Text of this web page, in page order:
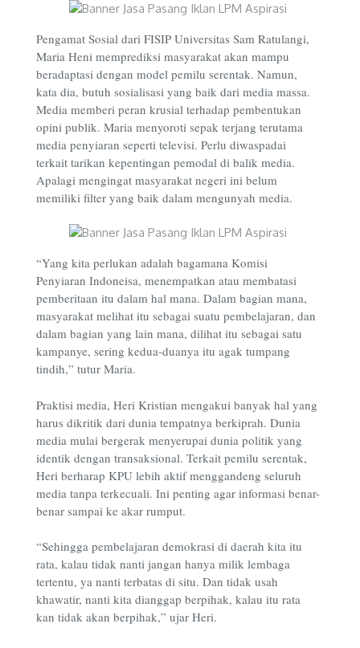
Pengamat Sosial dari FISIP Universitas Sam Ratulangi,
Maria Heni memprediksi masyarakat akan mampu
beradaptasi dengan model pemilu serentak. Namun,
kata dia, butuh sosialisasi yang baik dari media massa.
Media memberi peran krusial terhadap pembentukan
opini publik. Maria menyoroti sepak terjang terutama
media penyiaran seperti televisi. Perlu diwaspadai
terkait tarikan kepentingan pemodal di balik media.
Apalagi mengingat masyarakat negeri ini belum
memiliki filter yang baik dalam mengunyah media.
“Yang kita perlukan adalah bagamana Komisi
Penyiaran Indoneisa, menempatkan atau membatasi
pemberitaan itu dalam hal mana. Dalam bagian mana,
masyarakat melihat itu sebagai suatu pembelajaran, dan
dalam bagian yang lain mana, dilihat itu sebagai satu
kampanye, sering kedua-duanya itu agak tumpang
tindih,” tutur Maria.
Praktisi media, Heri Kristian mengakui banyak hal yang
harus dikritik dari dunia tempatnya berkiprah. Dunia
media mulai bergerak menyerupai dunia politik yang
identik dengan transaksional. Terkait pemilu serentak,
Heri berharap KPU lebih aktif menggandeng seluruh
media tanpa terkecuali. Ini penting agar informasi benar-
benar sampai ke akar rumput.
“Sehingga pembelajaran demokrasi di daerah kita itu
rata, kalau tidak nanti jangan hanya milik lembaga
tertentu, ya nanti terbatas di situ. Dan tidak usah
khawatir, nanti kita dianggap berpihak, kalau itu rata
kan tidak akan berpihak,” ujar Heri.